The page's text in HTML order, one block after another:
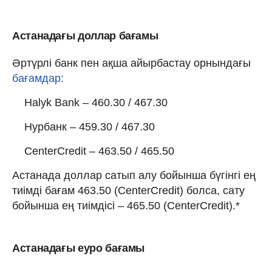
Астанадағы доллар бағамы
Әртүрлі банк пен ақша айырбастау орнындағы
бағамдар:
Halyk Bank – 460.30 / 467.30
Нурбанк – 459.30 / 467.30
CenterCredit – 463.50 / 465.50
Астанада доллар сатып алу бойынша бүгінгі ең
тиімді бағам 463.50 (CenterCredit) болса, сату
бойынша ең тиімдісі – 465.50 (CenterCredit).*
Астанадағы еуро бағамы